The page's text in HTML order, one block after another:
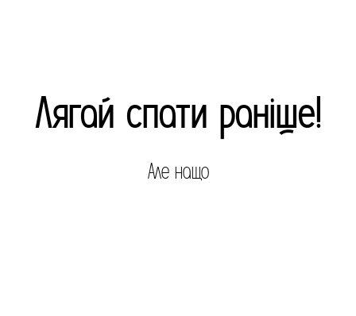
Лягай спати раніше!
Але нащо